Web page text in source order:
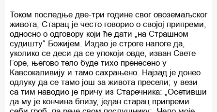
Током последње две-три године свог овоземаљског
живота, Старац је често говорио о својој припреми,
односно о одговору који ће дати „на Страшном
судишту“ Божијем. Издао је строге налоге да,
уколико се деси да се упокоји овде, изван Свете
Горе, његово тело буде тихо пренесено у
Кавсокаливију и тамо сахрањено. Најзад је донео
одлуку да се тамо још за живота пресели; у вези
са тим наводио је причу из Старечника: „Осетивши
да му је кончина близу, један старац припреми